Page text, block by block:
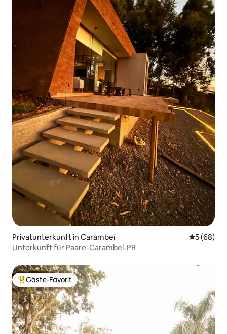
Privatunterkunft in Carambeí
5 (68)
Unterkunft für Paare-Carambeí-PR
Beliebter Gäste-Favorit.
Gäste-Favorit